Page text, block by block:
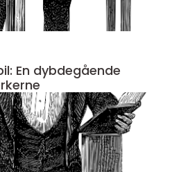
En dybdegående